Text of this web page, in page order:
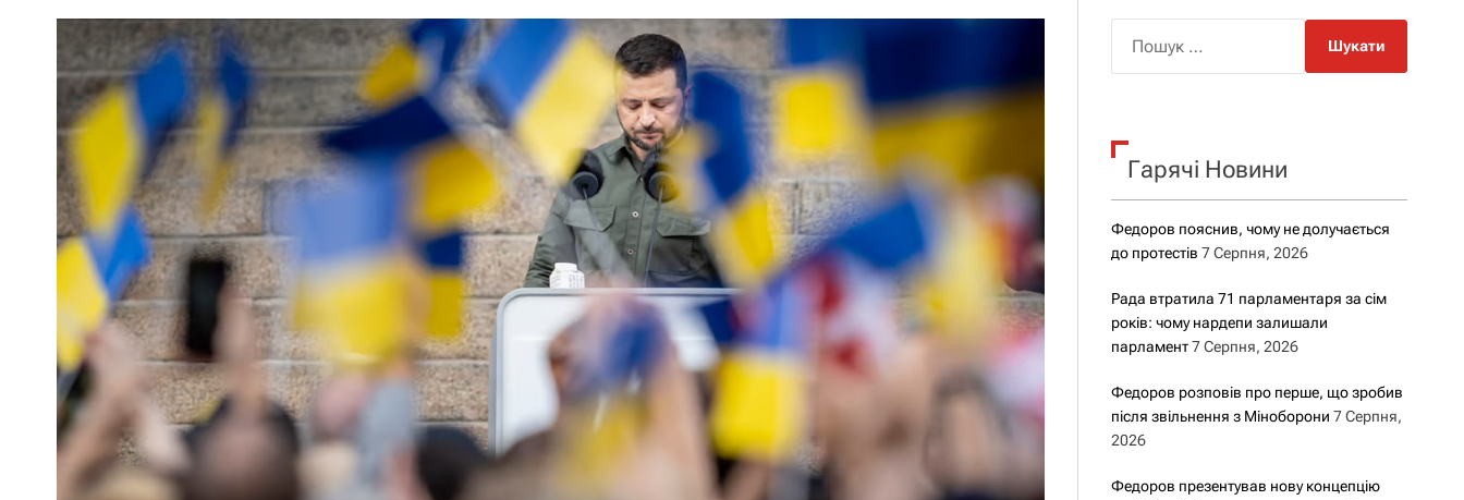
р
о
у
к
Гарячі Новини
Федоров пояснив, чому не долучається
до протестів 7 Серпня, 2026
Рада втратила 71 парламентаря за сім
років: чому нардепи залишали
парламент 7 Серпня, 2026
Федоров розповів про перше, що зробив
після звільнення з Міноборони 7 Серпня,
2026
Федоров презентував нову концепцію